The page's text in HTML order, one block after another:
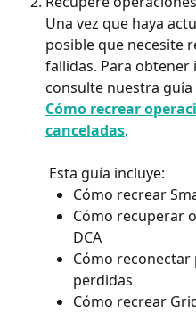
Una vez que haya
posible que necesite
fallidas. Para obtener
consulte nuestra guía
Cómo recrear
canceladas.
Esta guía incluye:
Cómo recrear
Cómo recuperar
DCA
Cómo
perdidas
Cómo recrear